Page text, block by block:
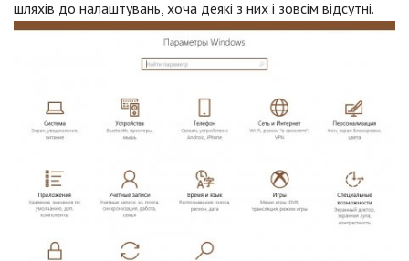
шляхів до налаштувань, хоча деякі з них і зовсім відсутні.